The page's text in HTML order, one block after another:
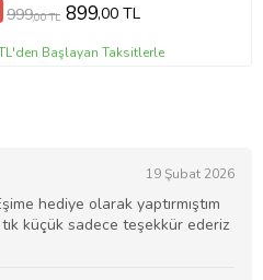
999,00 TL 899,00 TL
Başlayan Taksitlerle
19 Şubat 2026
hediye olarak yaptırmıştım
küçük sadece teşekkür ederiz